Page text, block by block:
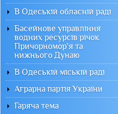
В Одеській обласній раді
Басейнове управління
водних ресурсів річок
Причорномор`я та
нижнього Дунаю
В Одеській міській раді
Аграрна партія України
Гаряча тема